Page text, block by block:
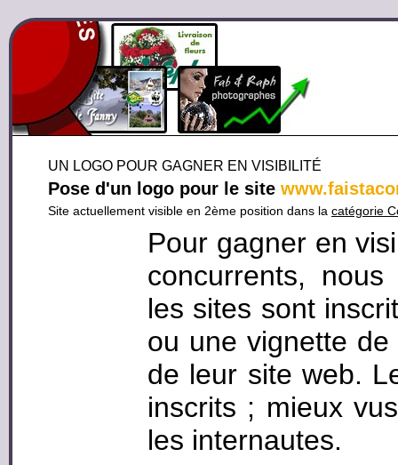
UN LOGO POUR GAGNER EN VISIBILITÉ
Pose d'un logo pour le site
Site actuellement visible en 2ème position dans la catégorie
Pour gagner en
concurrents,
les sites sont
ou une vignette
de leur site web.
inscrits ; mieux
les internautes.